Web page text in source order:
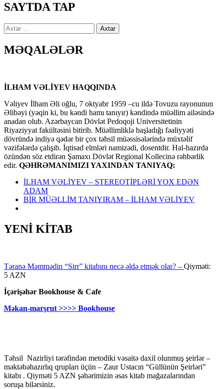
SAYTDA TAP
Axtarış:
MƏQALƏLƏR
İLHAM VƏLİYEV HAQQINDA
Vəliyev İlham Əli oğlu, 7 oktyabr 1959 –cu ildə Tovuzu rayonunun
Əlibəyi (yəqin ki, bu kəndi hamı tanıyır) kəndində müəllim ailəsində
anadan olub. Azərbaycan Dövlət Pedoqoji Universitetinin
Riyaziyyat fakültəsini bitirib. Müəllimliklə başladığı fəaliyyəti
dövründə indiyə qədər bir çox təhsil müəssisələrində müxtəlif
vəzifələrdə çalışıb. İqtisad elmləri namizədi, dosentdir. Hal-hazırda
özündən söz etdirən Şamaxı Dövlət Regional Kollecinə rəhbərlik
edir. QƏHRƏMANIMIZI YAXINDAN TANIYAQ:
İLHAM VƏLİYEV – STEREOTİPLƏRİ YOX EDƏN
ADAM
BİR MÜƏLLİM TANIYIRAM – İLHAM VƏLİYEV
YENİ KİTAB
Təranə Məmmədin “Sirr” kitabını necə əldə etmək olar? – Qiyməti:
5 AZN
İçərişəhər Bookhouse & Cafe
Məkan-marşrut >>>> Bookhouse
Təhsil Nazirliyi tərəfindən metodiki vəsaitə daxil olunmuş şeirlər –
məktəbəhazırlıq qrupları üçün – Zaur Ustacın “Güllünün Şeirləri”
kitabı . Qiyməti 5 AZN şəhərimizin əsas kitab mağazalarından
soruşa bilərsiniz.